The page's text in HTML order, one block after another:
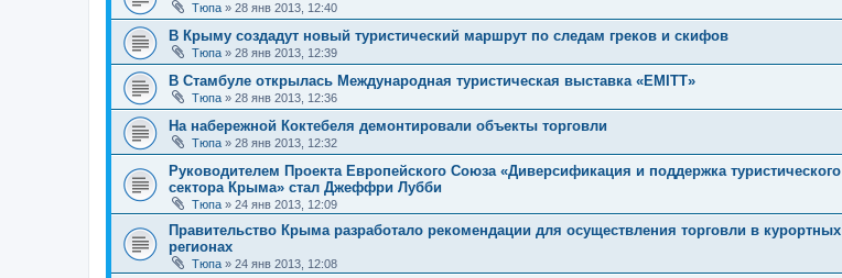
Тюпа » 28 янв 2013, 12:40
В Крыму создадут новый туристический маршрут по следам греков и скифов
Тюпа » 28 янв 2013, 12:39
В Стамбуле открылась Международная туристическая выставка «EMITT»
Тюпа » 28 янв 2013, 12:36
На набережной Коктебеля демонтировали объекты торговли
Тюпа » 28 янв 2013, 12:32
Руководителем Проекта Европейского Союза «Диверсификация и поддержка туристического
сектора Крыма» стал Джеффри Лубби
Тюпа » 24 янв 2013, 12:09
Правительство Крыма разработало рекомендации для осуществления торговли в курортных
регионах
Тюпа » 24 янв 2013, 12:08